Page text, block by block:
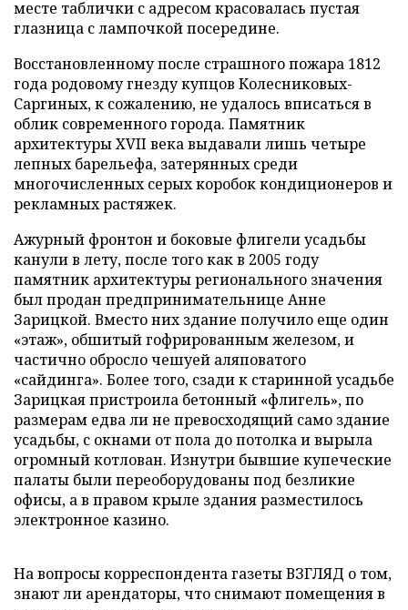
месте таблички с адресом красовалась пустая
глазница с лампочкой посередине.
Восстановленному после страшного пожара 1812
года родовому гнезду купцов Колесниковых-
Саргиных, к сожалению, не удалось вписаться в
облик современного города. Памятник
архитектуры XVII века выдавали лишь четыре
лепных барельефа, затерянных среди
многочисленных серых коробок кондиционеров и
рекламных растяжек.
Ажурный фронтон и боковые флигели усадьбы
канули в лету, после того как в 2005 году
памятник архитектуры регионального значения
был продан предпринимательнице Анне
Зарицкой. Вместо них здание получило еще один
«этаж», обшитый гофрированным железом, и
частично обросло чешуей аляповатого
«сайдинга». Более того, сзади к старинной усадьбе
Зарицкая пристроила бетонный «флигель», по
размерам едва ли не превосходящий само здание
усадьбы, с окнами от пола до потолка и вырыла
огромный котлован. Изнутри бывшие купеческие
палаты были переоборудованы под безликие
офисы, а в правом крыле здания разместилось
электронное казино.
На вопросы корреспондента газеты ВЗГЛЯД о том,
знают ли арендаторы, что снимают помещения в